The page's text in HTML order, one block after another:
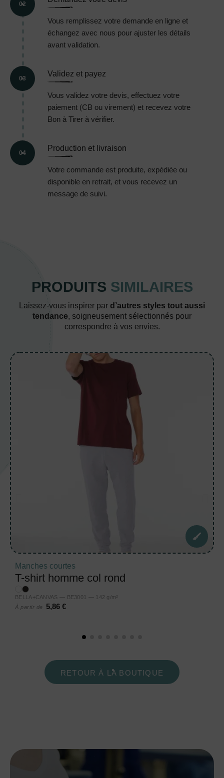
02
Vous remplissez votre demande en ligne et
échangez avec nous pour ajuster les détails
avant validation.
03
Validez et payez
Vous validez votre devis, effectuez votre
paiement (CB ou virement) et recevez votre
Bon à Tirer à vérifier.
04
Production et livraison
Votre commande est produite, expédiée ou
disponible en retrait, et vous recevez un
message de suivi.
PRODUITS SIMILAIRES
Laissez-vous inspirer par d’autres styles tout aussi
tendance, soigneusement sélectionnés pour
correspondre à vos envies.
Manches courtes
T-shirt homme col rond
BELLA+CANVAS — BE3001 — 142 g/m²
À partir de
5,86 €
RETOUR À LA BOUTIQUE